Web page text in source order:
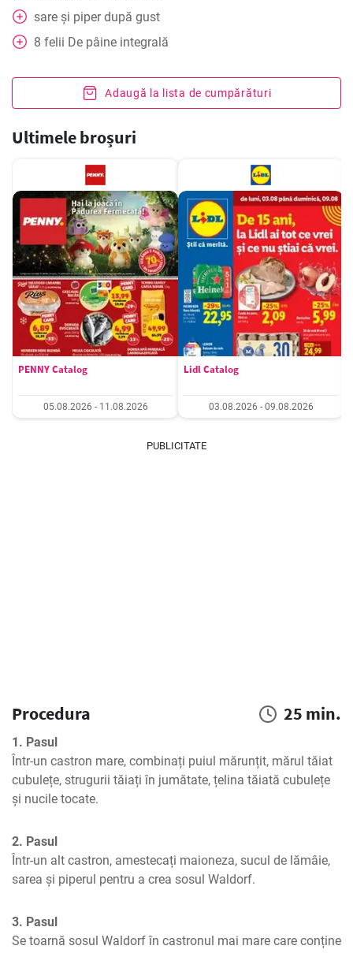
sare și piper după gust
8 felii De pâine integrală
Adaugă la lista de cumpărături
Ultimele broșuri
PENNY Catalog
05.08.2026 - 11.08.2026
Lidl Catalog
03.08.2026 - 09.08.2026
PUBLICITATE
Procedura 25 min.
1. Pasul
Într-un castron mare, combinați puiul mărunțit, mărul tăiat
cubulețe, strugurii tăiați în jumătate, țelina tăiată cubulețe
și nucile tocate.
2. Pasul
Într-un alt castron, amestecați maioneza, sucul de lămâie,
sarea și piperul pentru a crea sosul Waldorf.
3. Pasul
Se toarnă sosul Waldorf în castronul mai mare care conține